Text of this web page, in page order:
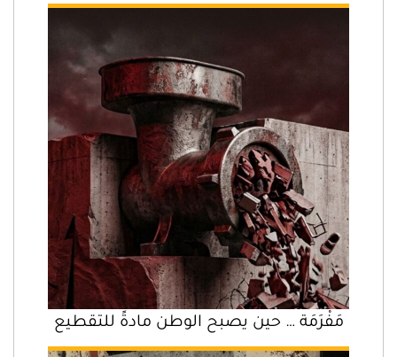
مَفْرَمَة … حين يصبح الوطن مادةً للتقطيع